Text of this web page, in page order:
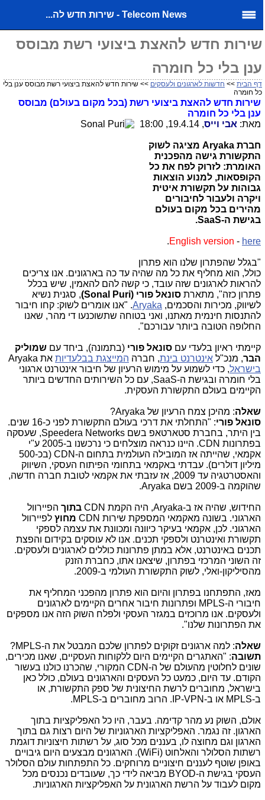
Telecom News - שירות חדש לה...
שירות חדש להאצת ביצועי רשת מבוסס
ענן בלי כל חומרה
דף הבית>> חדשות לארגונים ולעסקים>> שירות חדש להאצת ביצועי רשת מבוסס ענן בלי
כל חומרה
שירות חדש להאצת ביצועי רשת (בכל מקום בעולם) מבוסס
ענן בלי כל חומרה
מאת: אבי וייס, 19.4.14, 18:00
חברת Aryakaמציגה לשוק
התקשורת גישה מהפכנית
האומרת: לזרוק לפח את כל
הקופסאות, למנועהוצאות
גבוהות על תקשורת איטית
ויקרה ולעבור לחיבורים
מהירים בכל מקום בעולם
בגישת ה-SaaS
.
English version-here
.
"בגלל שהפתרון שלנו הוא פתרון
כולל, הוא מחליף את כל מה שהיה עד כה בארגונים. אנו צריכים
להראות לארגונים שזה עובד, כי קשה להם להאמין, שיש בכלל
פתרון כזה", מתארת סונאל פורי (Sonal Puri
), סגנית נשיא
לשיווק, מכירות והסכמים, Aryaka. "אנו אומרים לשוק: קחו חיבור
להתנסות חינמית מאתנו, ואני בטוחה שתשוכנעו די מהר, שאנו
החלופה הטובה ביותר עבורכם".
קיימתי ראיון בלעדי עם סונאל פורי (בתמונה), ביחד עם שמוליק
הבר, מנכ"ל אינטרנט בינת, חברה המייצגת בבלעדיותאת Aryaka
בישראל, כדי לשמוע על מימוש הרעיון של חיבור אינטרנט ארגוני
בלי חומרה ובגישת ה-SaaS, עם כל השירותים החדשים ביותר
הקיימים בעולם התקשורת העסקית.
שאלה: מהיכן צמח הרעיון של Aryaka
?
סונאל פורי
: "התחלתי את דרכי בעולם התקשורת לפני כ-16 שנים.
בין היתר, בחברת סטארטאפ בשם Speedera Networks, שעסקה
בפתרונות CDN
. היינו כנראה מוצלחים כי נרכשנו ב-2005 ע"י
אקמאי, שהייתה אז המובילה העולמית בתחום ה-CDN
(בכ-500
מיליון דולרים). עבדתי באקמאי בתחומי הפיתוח העסקי, השיווק
והאסטרטגיה עד 2009, אז עזבתי את אקמאי לטובת חברה חדשה,
שהוקמה ב-2009 בשם
Aryaka
.
החידוש, שהיה אז ב-,Aryakaהיה הקמת CDN בתוךהפיירוול
הארגוני. בשונה מאקמאי המספקת שירותCDN מחוץלפיירוול
הארגוני.לכן, אקמאי בעיקר כיוונה ומכוונת את עצמה לספקי
תקשורת ואינטרנט ולספקי תכנים. אנו לא עוסקים בקידום והפצת
תכנים באינטרנט, אלא במתן פתרונות כוללים לארגונים ולעסקים.
זה השוני המרכזי בפתרון, שיצאנו אתו, כחברת הזנק
מהסיליקון-ואלי, לשוק התקשורת העולמי ב-2009.
מאז, התפתחנו בפתרון והיום הוא פתרון מהפכני המחליף את
חיבורי ה-MPLSופתרונות חיבור אחרים הקיימים לארגונים
ולעסקים. אנו מרוכזים במגזר העסקי ולפלח השוק הזה אנו מספקים
את הפתרונות שלנו".
שאלה: למה ארגונים זקוקים לפתרון שלכם המבטל את ה-MPLS
?
תשובה: "האתגרים הקיימים היום ללקוחות העסקיים, שאנו מכירים,
שונים לחלוטין מהעולם של ה-CDNהמקורי, שהכרנו כולנו בעשור
הקודם. עד היום, כמעט כל העסקים והארגונים בעולם, כולל כאן
בישראל, מחוברים לרשת החיצונית של ספק התקשורת, או
ב-MPLSאו ב-IP-VPN . הרוב מחוברים ב-MPLS
.
אולם, השוק נע מהר קדימה. בעבר, היו כל האפליקציות בתוך
הארגון. זה נגמר. האפליקציות הארגוניות של היום רצות גם בתוך
הארגון וגם מחוצה לו, בעננים מכל סוג, על רשתות חיצוניות דוגמת
רשתות הסלולר והאלחוט (WiFi). הארגונים מבצעים היום גיבויים
באופן שוטף לעננים חיצוניים מרוחקים. כל התפתחות עולם הסלולר
העסקי בגישת ה-BYODמביאה לידי כך, שעובדים נכנסים מכל
מקום לעבוד על הרשת הארגונית על האפליקציות הארגוניות.